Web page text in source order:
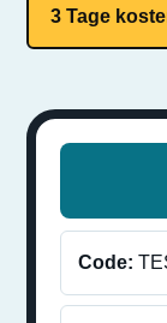
3 Tage
Code: